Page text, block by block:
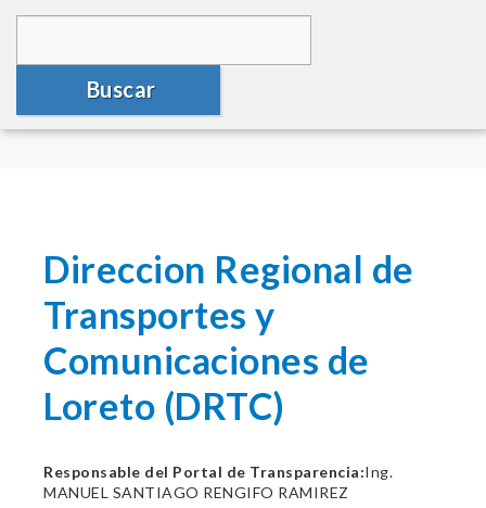
Buscar
Direccion Regional de
Transportes y
Comunicaciones de
Loreto (DRTC)
Responsable del Portal de Transparencia:Ing.
MANUEL SANTIAGO RENGIFO RAMIREZ